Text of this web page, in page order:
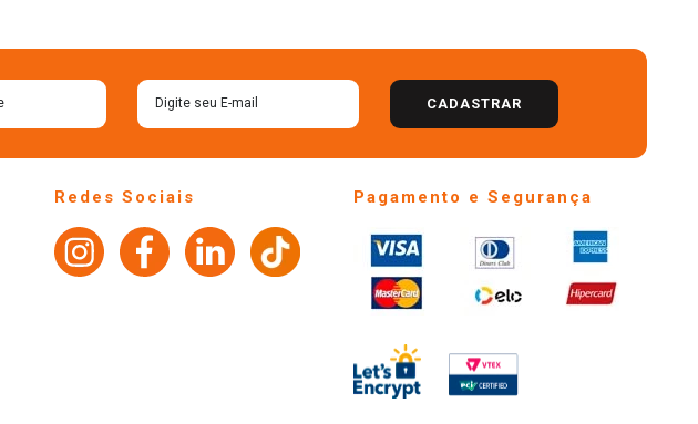
CADASTRAR
Redes Sociais Pagamento e Segurança